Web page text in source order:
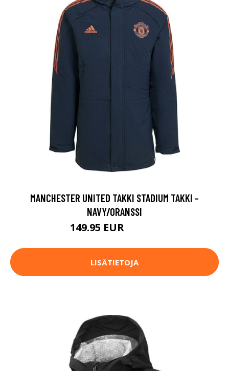
MANCHESTER UNITED TAKKI STADIUM TAKKI -
NAVY/ORANSSI
149.95 EUR
LISÄTIETOJA